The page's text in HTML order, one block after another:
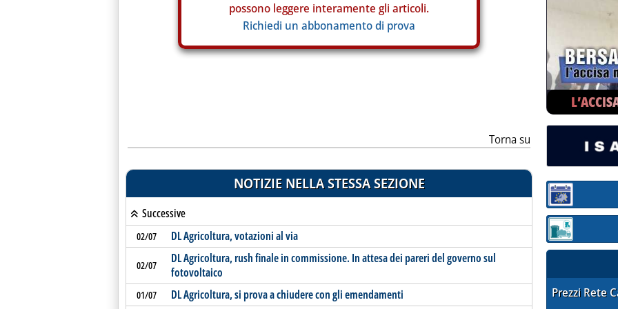
possono leggere interamente gli articoli.
Richiedi un abbonamento di prova
Torna su
NOTIZIE NELLA STESSA SEZIONE
Successive
02/07 DL Agricoltura, votazioni al via
02/07
DL Agricoltura, rush finale in commissione. In attesa dei pareri del governo sul
fotovoltaico
01/07 DL Agricoltura, si prova a chiudere con gli emendamenti
Sezione:
Sezione:
Prezzi Rete